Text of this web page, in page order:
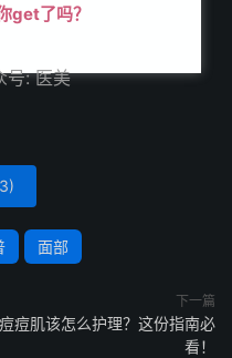
get了吗？
号: 医美
3)
面部
下一篇
痘痘肌该怎么护理？这份指南必
看！